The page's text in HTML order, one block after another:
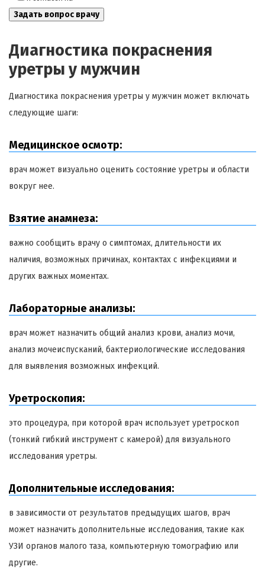
Диагностика покраснения
уретры у мужчин
Диагностика покраснения уретры у мужчин может включать
следующие шаги:
Медицинское осмотр:
врач может визуально оценить состояние уретры и области
вокруг нее.
Взятие анамнеза:
важно сообщить врачу о симптомах, длительности их
наличия, возможных причинах, контактах с инфекциями и
других важных моментах.
Лабораторные анализы:
врач может назначить общий анализ крови, анализ мочи,
анализ мочеиспусканий, бактериологические исследования
для выявления возможных инфекций.
Уретроскопия:
это процедура, при которой врач использует уретроскоп
(тонкий гибкий инструмент с камерой) для визуального
исследования уретры.
Дополнительные исследования:
в зависимости от результатов предыдущих шагов, врач
может назначить дополнительные исследования, такие как
УЗИ органов малого таза, компьютерную томографию или
другие.